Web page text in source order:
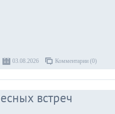
03.08.2026 Комментарии (0)
встреч